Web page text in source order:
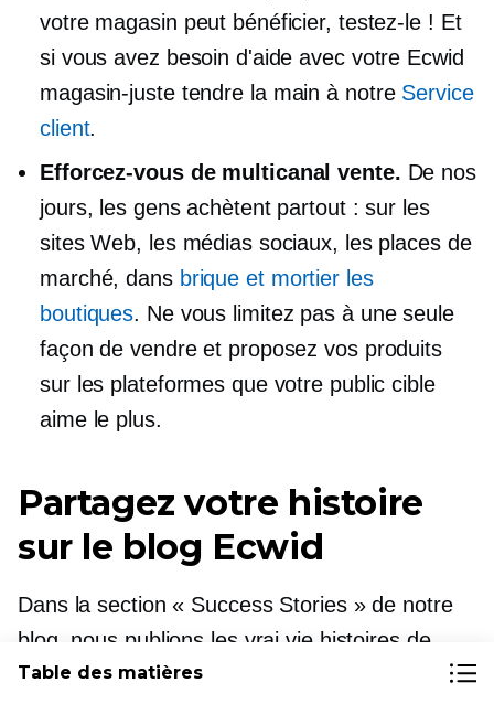
votre magasin peut bénéficier, testez-le ! Et
si vous avez besoin d'aide avec votre Ecwid
magasin-justetendre la main à notre Service
client.
Efforcez-vous de multicanal vente. De nos
jours, les gens achètent partout : sur les
sites Web, les médias sociaux, les places de
marché, dans brique et mortier les
boutiques. Ne vous limitez pas à une seule
façon de vendre et proposez vos produits
sur les plateformes que votre public cible
aime le plus.
Partagez votre histoire
sur le blog Ecwid
Dans la section « Success Stories » de notre
blog, nous publions les vrai viehistoires de
propriétaires de petites entreprises qui gèrent
Table des matières